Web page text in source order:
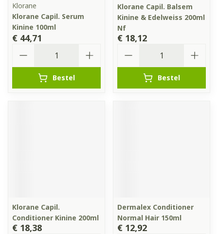
Klorane
Klorane Capil. Serum
Kinine 100ml
€ 44,71
Bestel
Klorane Capil. Balsem
Kinine & Edelweiss 200ml
Nf
€ 18,12
Bestel
Klorane Capil.
Conditioner Kinine 200ml
€ 18,38
Dermalex Conditioner
Normal Hair 150ml
€ 12,92